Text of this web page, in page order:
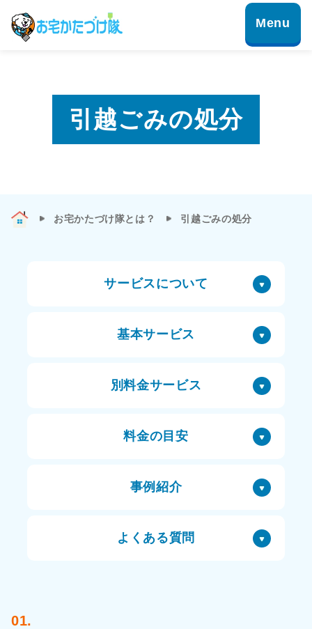
引越ごみの処分
お宅かたづけ隊とは？ 引越ごみの処分
サービスについて
基本サービス
別料金サービス
料金の目安
事例紹介
よくある質問
01.